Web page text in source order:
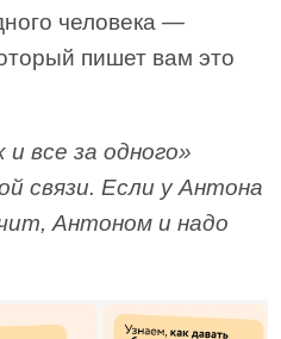
человека —
пишет вам это
и все за одного»
связи. Если у Антона
Антоном и надо